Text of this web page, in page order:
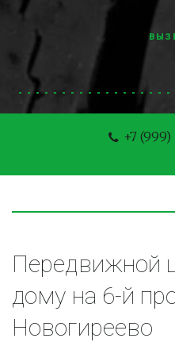
+7
Передвижной
дому на 6-й
Новогиреево